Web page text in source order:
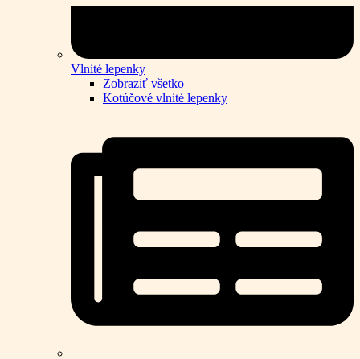
Vlnité lepenky
Zobraziť všetko
Kotúčové vlnité lepenky